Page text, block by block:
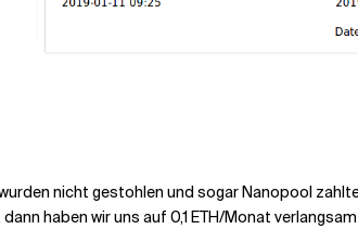
nicht gestohlen und sogar Nanopool
haben wir uns auf 0,1 ETH/Monat